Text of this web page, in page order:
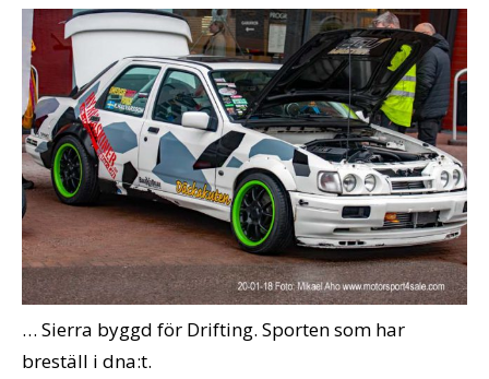
… Sierra byggd för Drifting. Sporten som har
breställ i dna:t.